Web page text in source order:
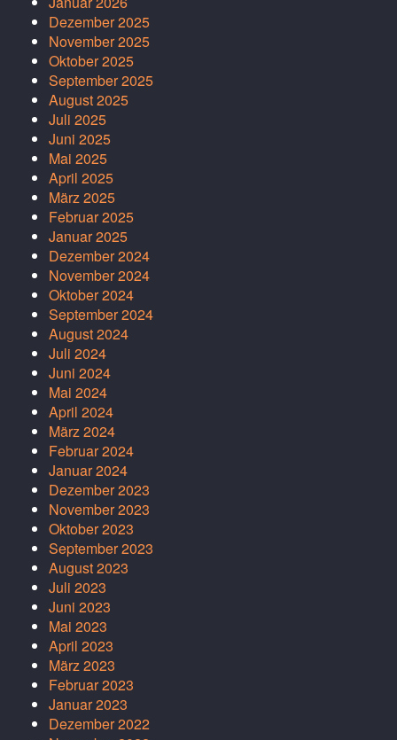
Dezember 2025
November 2025
Oktober 2025
September 2025
August 2025
Juli 2025
Juni 2025
Mai 2025
April 2025
März 2025
Februar 2025
Januar 2025
Dezember 2024
November 2024
Oktober 2024
September 2024
August 2024
Juli 2024
Juni 2024
Mai 2024
April 2024
März 2024
Februar 2024
Januar 2024
Dezember 2023
November 2023
Oktober 2023
September 2023
August 2023
Juli 2023
Juni 2023
Mai 2023
April 2023
März 2023
Februar 2023
Januar 2023
Dezember 2022